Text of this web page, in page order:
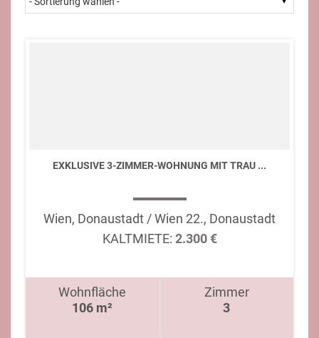
EXKLUSIVE 3-ZIMMER-WOHNUNG MIT TRAU ...
Wien, Donaustadt / Wien 22., Donaustadt
KALTMIETE: 2.300 €
Wohnfläche
106 m²
Zimmer
3